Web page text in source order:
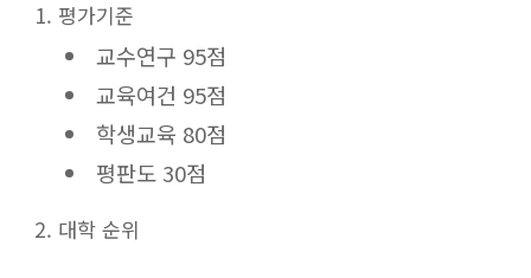
평가기준
교수연구 95점
교육여건 95점
학생교육 80점
평판도 30점
대학 순위